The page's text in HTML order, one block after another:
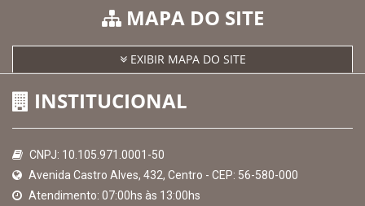
MAPA DO SITE
EXIBIR MAPA DO SITE
INSTITUCIONAL
CNPJ: 10.105.971.0001-50
Avenida Castro Alves, 432, Centro - CEP: 56-580-000
Atendimento: 07:00hs às 13:00hs